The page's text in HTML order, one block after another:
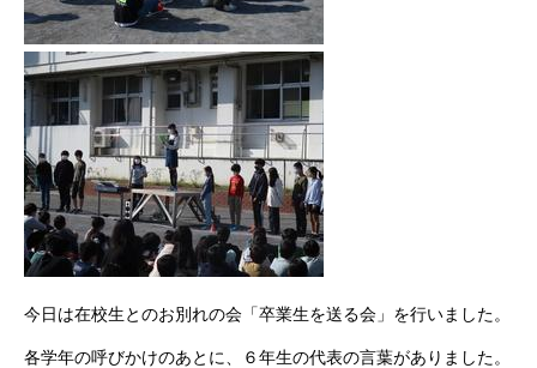
今日は在校生とのお別れの会「卒業生を送る会」を行いました。
各学年の呼びかけのあとに、６年生の代表の言葉がありました。